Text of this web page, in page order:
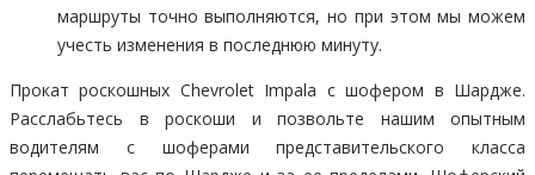
маршруты точно выполняются, но при этом мы можем
учесть изменения в последнюю минуту.
Прокат роскошных Chevrolet Impala с шофером в Шардже.
Расслабьтесь в роскоши и позвольте нашим опытным
водителям с шоферами представительского класса